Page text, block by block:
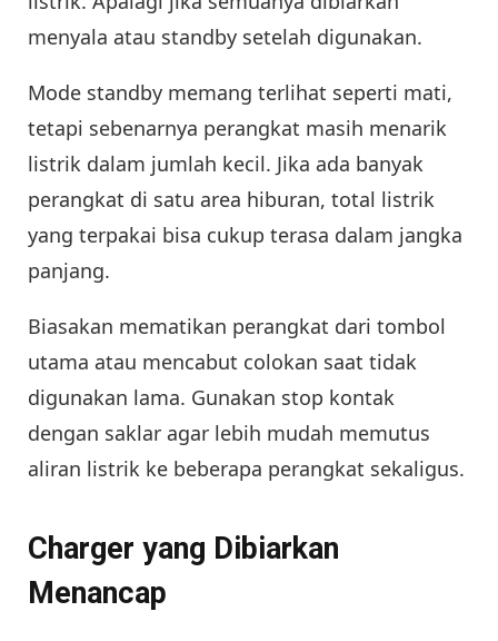
menyala atau standby setelah digunakan.
Mode standby memang terlihat seperti mati,
tetapi sebenarnya perangkat masih menarik
listrik dalam jumlah kecil. Jika ada banyak
perangkat di satu area hiburan, total listrik
yang terpakai bisa cukup terasa dalam jangka
panjang.
Biasakan mematikan perangkat dari tombol
utama atau mencabut colokan saat tidak
digunakan lama. Gunakan stop kontak
dengan saklar agar lebih mudah memutus
aliran listrik ke beberapa perangkat sekaligus.
Charger yang Dibiarkan
Menancap